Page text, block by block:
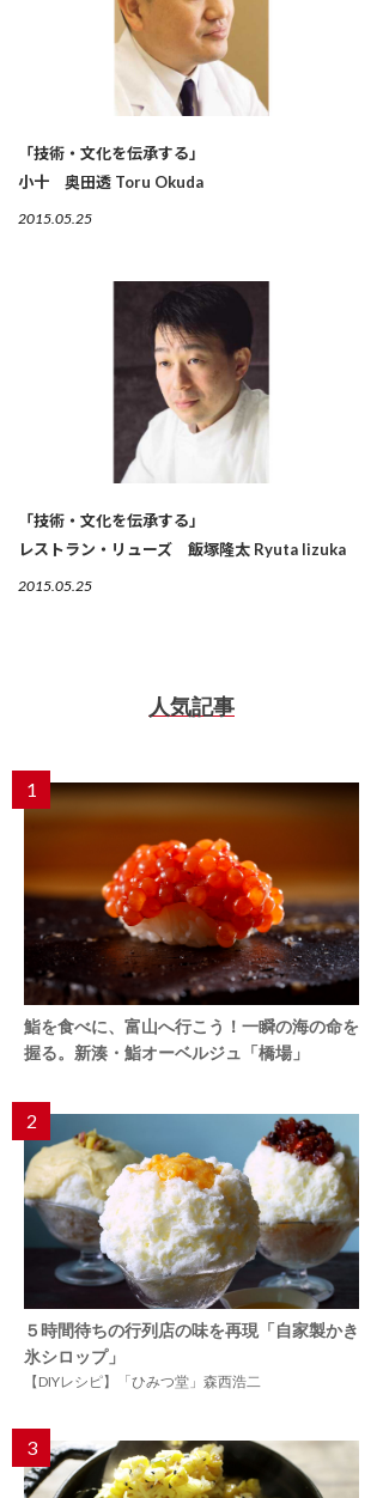
「技術・文化を伝承する」
小十 奥田透 Toru Okuda
2015.05.25
「技術・文化を伝承する」
レストラン・リューズ 飯塚隆太 Ryuta Iizuka
2015.05.25
人気記事
1
鮨を食べに、富山へ行こう！一瞬の海の命を
握る。新湊・鮨オーベルジュ「橋場」
2
５時間待ちの行列店の味を再現「自家製かき
氷シロップ」
【DIYレシピ】「ひみつ堂」森西浩二
3